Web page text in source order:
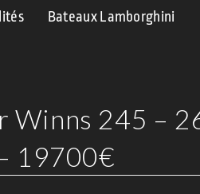
Bateaux Lamborghini
Winns 245 –
19700€